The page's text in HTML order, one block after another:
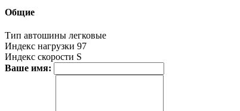
Общие
Тип автошины легковые
Индекс нагрузки 97
Индекс скорости S
Ваше имя: